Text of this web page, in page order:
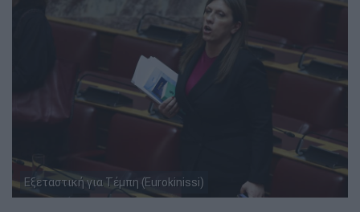
Εξεταστική για Τέμπη (Eurokinissi)